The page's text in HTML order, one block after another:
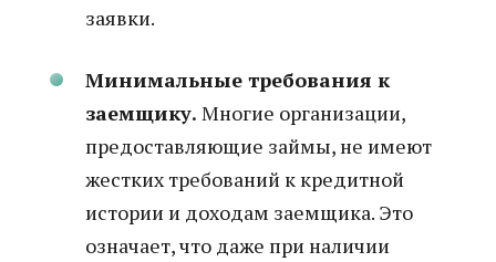
заявки.
Минимальные требования к
заемщику. Многие организации,
предоставляющие займы, не имеют
жестких требований к кредитной
истории и доходам заемщика. Это
означает, что даже при наличии